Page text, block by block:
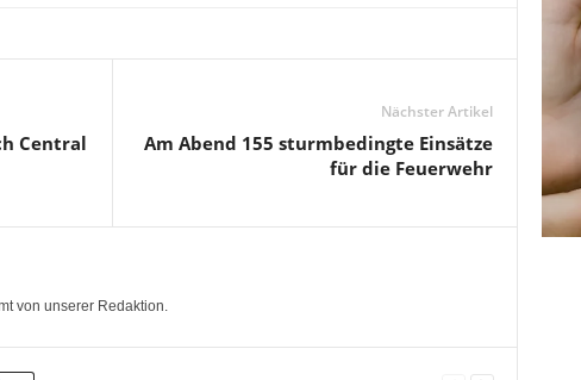
Central
Nächster Artikel
Am Abend 155 sturmbedingte Einsätze
für die Feuerwehr
von unserer Redaktion.